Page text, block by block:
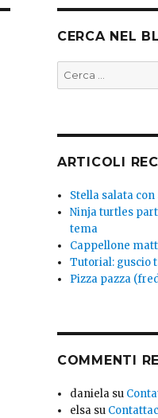
CERCA NEL
Cerca:
ARTICOLI
Stella salata
Ninja turtles
tema
Cappellone
Tutorial: guscio
Pizza pazza
COMMENTI
daniela su
elsa su